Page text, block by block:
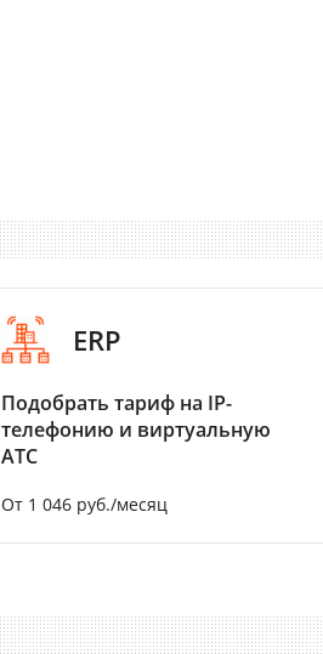
ERP
Подобрать тариф на IP-
телефонию и виртуальную
АТС
От 1 046 руб./месяц